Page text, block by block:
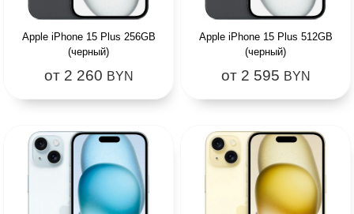
Apple iPhone 15 Plus 256GB
(черный)
от 2 260 BYN
Apple iPhone 15 Plus 512GB
(черный)
от 2 595 BYN